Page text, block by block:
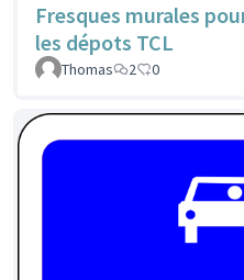
Fresques murales
les dépots TCL
Thomas
2 0